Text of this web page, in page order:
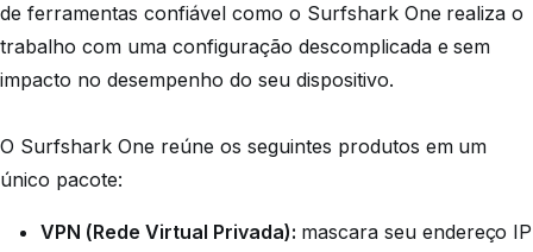
de ferramentas confiável como o Surfshark One realiza o
trabalho com uma configuração descomplicada e sem
impacto no desempenho do seu dispositivo.
O Surfshark One reúne os seguintes produtos em um
único pacote:
VPN (Rede Virtual Privada): mascara seu endereço IP